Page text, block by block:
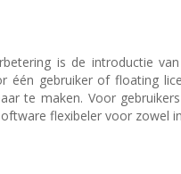
is de introductie
één gebruiker of floating
te maken. Voor
flexibeler voor zowel